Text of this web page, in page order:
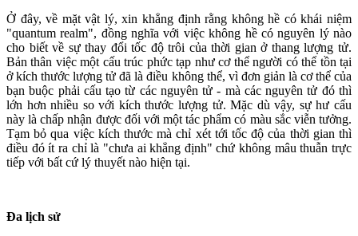
Ở đây, về mặt vật lý, xin khẳng định rằng không hề có khái niệm
"quantum realm", đồng nghĩa với việc không hề có nguyên lý nào
cho biết về sự thay đổi tốc độ trôi của thời gian ở thang lượng tử.
Bản thân việc một cấu trúc phức tạp như cơ thể người có thể tồn tại
ở kích thước lượng tử đã là điều không thể, vì đơn giản là cơ thể của
bạn buộc phải cấu tạo từ các nguyên tử - mà các nguyên tử đó thì
lớn hơn nhiều so với kích thước lượng tử. Mặc dù vậy, sự hư cấu
này là chấp nhận được đối với một tác phẩm có màu sắc viễn tưởng.
Tạm bỏ qua việc kích thước mà chỉ xét tới tốc độ của thời gian thì
điều đó ít ra chỉ là "chưa ai khẳng định" chứ không mâu thuẫn trực
tiếp với bất cứ lý thuyết nào hiện tại.
Đa lịch sử